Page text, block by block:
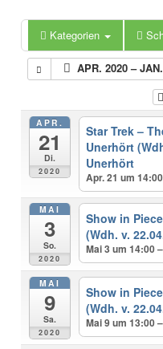
Kategorien
APR. 2020 –
APR.
21
Di.
2020
Star Trek –
Unerhört
Unerhört
Apr. 21 um
MAI
3
So.
2020
Show in
(Wdh. v.
Mai 3 um 14:00
MAI
9
Sa.
2020
Show in
(Wdh. v.
Mai 9 um 13:00